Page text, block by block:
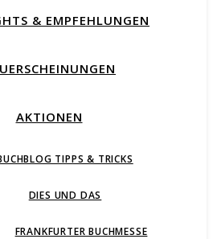
& EMPFEHLUNGEN
AKTIONEN
TIPPS & TRICKS
DIES UND DAS
FRANKFURTER BUCHMESSE